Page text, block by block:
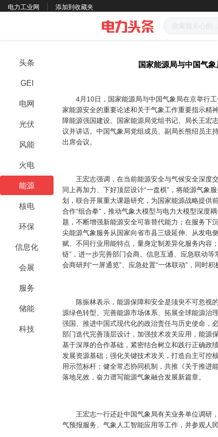
电力工业网 添加到收藏夹
头条
GEI
电网
光伏
风能
火电
能源
核电
环保
信息化
会展
服务
储能
科技
国家能源局与中国气
4月10日，国家能源局与中国气象局在京举行工
家能源安全的重要论述和关于气象工作重要指示精
障能源强国建设。国家能源局党组书记、局长王宏
议并讲话。中国气象局党组成员、副局长熊绍员主
出席会议。
王宏志强调，在当前能源安全与气候安全深度
同上再加力、下好顶层设计“一盘棋”，将能源气象
划，联合开展重大课题研究，为国家能源战略提供
合作“组合拳”，推动气象大模型与电力大模型深度
题，不断增强新能源安全可靠替代能力；在服务下
尖能源气象服务从国家向省市县三级延伸、从发电
赋、不同行业用能特点，量身定制差异化服务内容
链”，进一步完善部门会商、信息互通、应急联动
会商研判“一屏通览”、应急处置“一体联动”，同时
陈振林表示，能源保障和安全是须臾不可忽视的
源绿色转型、完善能源市场体系、拓展全球能源治
强国、推进中国式现代化的政治责任与历史使命，
部门迭代完善顶层设计，加强技术攻关应用，能源
基于深厚的合作基础，紧密结合树立和践行正确政
发展资源基础；强化关键技术攻关，打造自主可控
用示范标杆；健全常态协同机制，共推《关于推进
落地见效，奋力谱写能源气象融合发展新篇章。
王宏志一行还赴中国气象局有关业务单位调研
气预报服务、气象人工智能应用等工作，并参观人